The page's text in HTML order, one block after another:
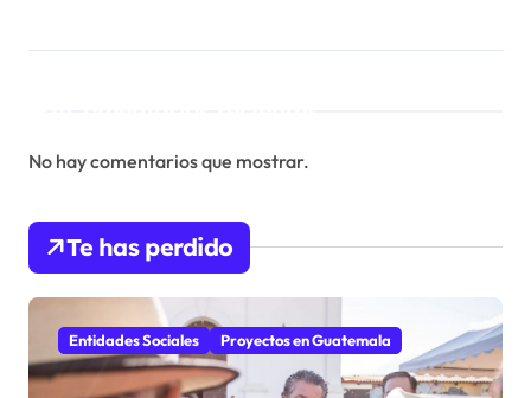
No hay comentarios que mostrar.
Te has perdido
Entidades Sociales Proyectos en Guatemala